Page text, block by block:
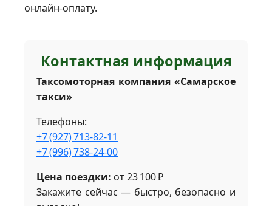
онлайн‑оплату.
Контактная информация
Таксомоторная компания «Самарское
такси»
Телефоны:
+7 (927) 713‑82‑11
+7 (996) 738‑24‑00
Цена поездки: от 23 100 ₽
Закажите сейчас — быстро, безопасно и